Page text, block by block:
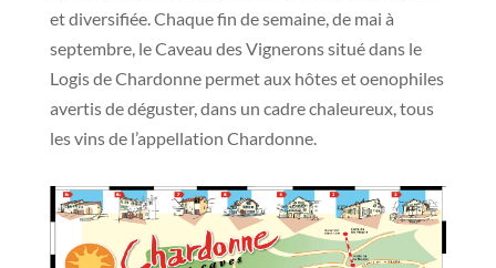
et diversifiée. Chaque fin de semaine, de mai à
septembre, le Caveau des Vignerons situé dans le
Logis de Chardonne permet aux hôtes et oenophiles
avertis de déguster, dans un cadre chaleureux, tous
les vins de l’appellation Chardonne.